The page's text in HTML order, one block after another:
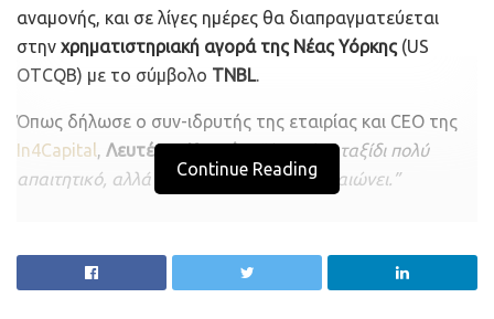
αναμονής, και σε λίγες ημέρες θα διαπραγματεύεται
στην χρηματιστηριακή αγορά της Νέας Υόρκης (US
OTCQB) με το σύμβολο TNBL.
Όπως δήλωσε ο συν-ιδρυτής της εταιρίας και CEO της
In4Capital , Λευτέρης Κοντός,“ήταν ένα ταξίδι πολύ
απαιτητικό, αλλά το αποτέλεσμα μας δικαιώνει.”
Continue Reading